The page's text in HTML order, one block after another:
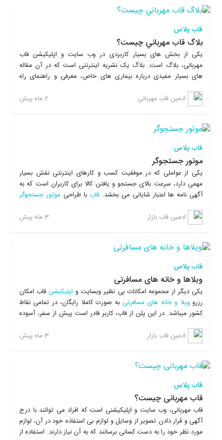
به هر کاربر لینکی اختصاص می دهد که کاربر از طریق آن لینک می
تواند دامنه های
نماید.
قاب پلاس
بلاگ قاب مهرباني چيست؟
یکی از بخش های بسیار کاربردی در وب سایت و اپلیکیشن قاب
مهربانی، بلاگ است. بلاگ یک نشریه اینترنتی است که در آن مقاله
های بسیار مفیدی درباره بیماری های خاص، معرفی و راهنمای راه
اندازی مشاغل خانگی و مطالب کاربردی دیگر به زبان ساده در اختیار
کاربران قرار می گیرد تا ضمن آگاهی دادن به کاربران در زمینه فعالیت
خیرخواهانه خود، با قرار دادن مقاله های کاربردی خودکفایی و اشتغال
مقاله از طریق لینک آن در فضای مجازی خیرین و عموم مردم را نیز در
ادمین قاب مهربانی 2 ماه پیش
قاب پلاس
موتور جستجوگر
یکی از عواملی که در موفقیت کسب و کارهای اینترنتی نقش بسیار
مهمی دارد، سرعت بالای جستجو و یافتن کالا برای کاربران است که به
آگهی نامه ها اعتبار شایانی می بخشد. قاب با طراحی موتور جستجوگر
حداکثر می رساند و کاربران می توانند بدون فوت وقت و به سادگی از
امکانات سایت بهره برداری کنند. کاربران می توانند با وارد کردن کد
هستند (کلمات کلیدی) در موتور جستجوی هوشمند
ادمین قاب بازار 3 ماه پیش
قاب پلاس
ویلاها و خانه های مسافرتی
یکی دیگر از مجموعه امکانات بی نظیر وبسایت و اپلیکیشنقاب امکان
رزروویلا و خانه های مسافرتی به صورت کاملا رایگان، در تمامی نقاط
کشور میباشد. در این پلن از قاب، کاربر قادر است پیش از سفر، آسوده
رزرو نماید که این امکان در مقایسه با رزرو سنتی که معمولا در ورودی
شهرها قرار میگیرد مزایای بیشتری را به کاربر ارائه میدهد از جمله
های ملک، مقایسه قیمت ها وغیره.
ادمین قاب بازار 3 ماه پیش
قاب پلاس
قاب مهربانی چیست؟
قاب مهربانی، وب سایت و اپلیکیشنی است که افراد می توانند با درج
آگهی و قرار دادن تصویر از وسایل و لوازم بی استفاده خود در آن، لوازم
مورد نظر خود را به دست کسانی برسانند که به آن نیاز دارند. استفاده از